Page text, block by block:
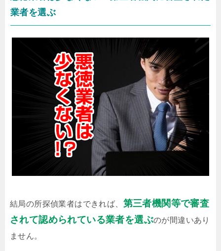
業者を選ぶ
結局の所探偵業者はできれば、 第三者機関等で審査
されて認められている業者を選ぶのが間違いあり
ません。